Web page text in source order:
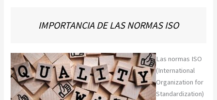
IMPORTANCIA DE LAS NORMAS ISO
Las normas ISO
(International
Organization for
Standardization)